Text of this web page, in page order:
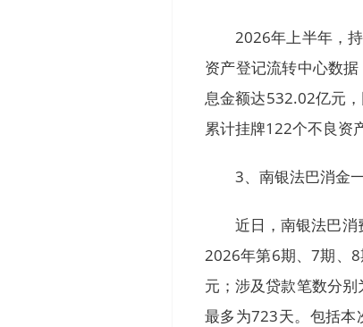
2026年上半年，
资产登记流转中心数
息金额达532.02亿元
累计挂牌122个不良资
3、南银法巴消金
近日，南银法巴
2026年第6期、7期、
元；涉及贷款笔数分
最多为723天。包括本